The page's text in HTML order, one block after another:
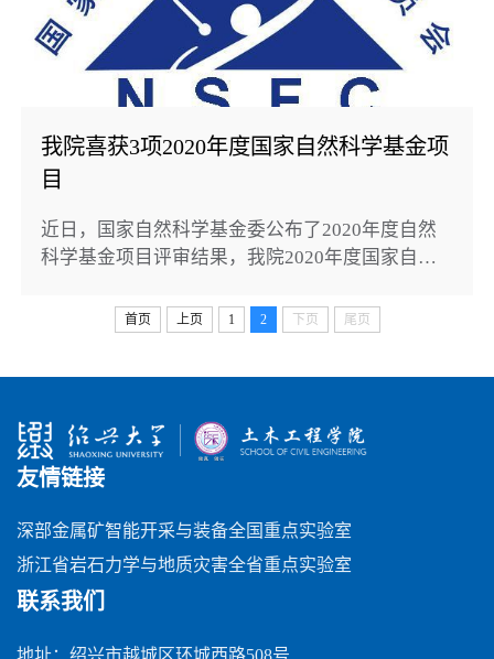
我院喜获3项2020年度国家自然科学基金项
目
近日，国家自然科学基金委公布了2020年度自然
科学基金项目评审结果，我院2020年度国家自然
软弱夹层岩石自然结构面剪切破坏机理与强度模
力-化耦合条件下受剪岩石裂隙渗流传质特性演化
规律研究”获面上项目。具体立项清单如下：...
首页 上页 1 2 下页 尾页
友情链接
深部金属矿智能开采与装备全国重点实验室
浙江省岩石力学与地质灾害全省重点实验室
联系我们
地址：绍兴市越城区环城西路508号